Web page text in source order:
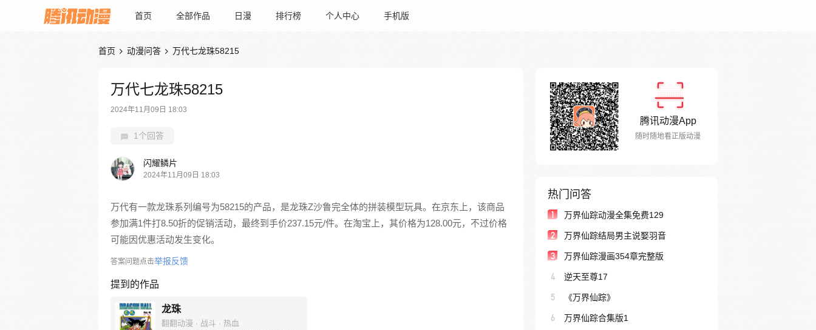
首页 全部作品 日漫 排行榜 个人中心 手机版
首页  动漫问答  万代七龙珠58215
万代七龙珠58215
2024年11月09日 18:03
1个回答
闪耀鳞片
2024年11月09日 18:03
万代有一款龙珠系列编号为58215的产品，是龙珠Z沙鲁完全体的拼装模型玩具。在京东上，该商品
参加满1件打8.50折的促销活动，最终到手价237.15元/件。在淘宝上，其价格为128.00元，不过价格
可能因优惠活动发生变化。
答案问题点击举报反馈
提到的作品
龙珠
翻翻动漫 · 战斗 · 热血
腾讯动漫App
随时随地看正版动漫
热门问答
1 万界仙踪动漫全集免费129
2 万界仙踪结局男主说娶羽音
3 万界仙踪漫画354章完整版
4 逆天至尊17
5 《万界仙踪》
6 万界仙踪合集版1